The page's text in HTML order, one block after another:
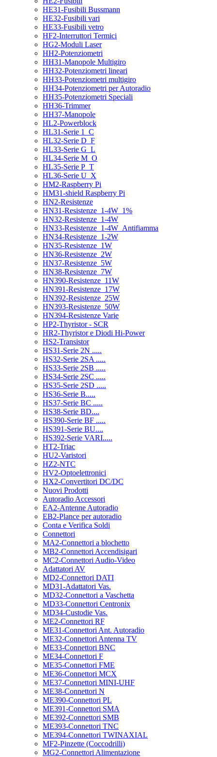
HE31-Fusibili Bussmann
HE32-Fusibili vari
HE33-Fusibili vetro
HF2-Interruttori Termici
HG2-Moduli Laser
HH2-Potenziometri
HH31-Manopole Multigiro
HH32-Potenziometri lineari
HH33-Potenziometri multigiro
HH34-Potenziometri per Autoradio
HH35-Potenziometri Speciali
HH36-Trimmer
HH37-Manopole
HL2-Powerblock
HL31-Serie 1_C
HL32-Serie D_F
HL33-Serie G_L
HL34-Serie M_O
HL35-Serie P_T
HL36-Serie U_X
HM2-Raspberry Pi
HM31-shield Raspberry Pi
HN2-Resistenze
HN31-Resistenze_1-4W_1%
HN32-Resistenze_1-4W
HN33-Resistenze_1-4W_Antifiamma
HN34-Resistenze_1-2W
HN35-Resistenze_1W
HN36-Resistenze_2W
HN37-Resistenze_5W
HN38-Resistenze_7W
HN390-Resistenze_11W
HN391-Resistenze_17W
HN392-Resistenze_25W
HN393-Resistenze_50W
HN394-Resistenze Varie
HP2-Thyristor - SCR
HR2-Thyristor e Diodi Hi-Power
HS2-Transistor
HS31-Serie 2N .....
HS32-Serie 2SA .....
HS33-Serie 2SB .....
HS34-Serie 2SC .....
HS35-Serie 2SD .....
HS36-Serie B.....
HS37-Serie BC .....
HS38-Serie BD....
HS390-Serie BF .....
HS391-Serie BU....
HS392-Serie VARI.....
HT2-Triac
HU2-Varistori
HZ2-NTC
HV2-Optoelettronici
HX2-Convertitori DC/DC
Nuovi Prodotti
Autoradio Accessori
EA2-Antenne Autoradio
EB2-Plance per autoradio
Conta e Verifica Soldi
Connettori
MA2-Connettori a blochetto
MB2-Connettori Accendisigari
MC2-Connettori Audio-Video
Adattatori AV
MD2-Connettori DATI
MD31-Adattatori Vas.
MD32-Connettori a Vaschetta
MD33-Connettori Centronix
MD34-Custodie Vas.
ME2-Connettori RF
ME31-Connettori Ant. Autoradio
ME32-Connettori Antenna TV
ME33-Connettori BNC
ME34-Connettori F
ME35-Connettori FME
ME36-Connettori MCX
ME37-Connettori MINI-UHF
ME38-Connettori N
ME390-Connettori PL
ME391-Connettori SMA
ME392-Connettori SMB
ME393-Connettori TNC
ME394-Connettori TWINAXIAL
MF2-Pinzette (Coccodrilli)
MG2-Connettori Alimentazione